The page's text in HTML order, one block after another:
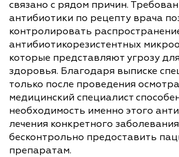
связано с рядом причин.
антибиотики по рецепту врача
контролировать
антибиотикорезистентных
которые представляют угрозу
здоровья. Благодаря выписке
только после проведения
медицинский специалист
необходимость именно этого
лечения конкретного
бесконтрольно предоставить
препаратам.